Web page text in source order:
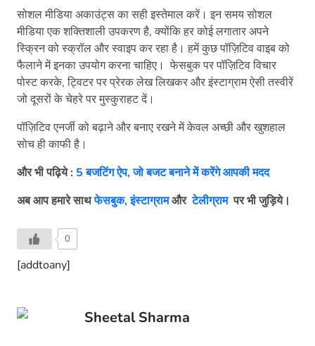
सोशल मीडिया अकाउंट्स का सही इस्तेमाल करें। इन समय सोशल
मीडिया एक शक्तिशाली उपकरण है, क्योंकि हर कोई लगातार अपने
स्क्रिन को स्क्रॉल और स्वाइप कर रहा है। हमें कुछ पॉज़िटिव वाइब को
फैलाने में इनका उपयोग करना चाहिए। फेसबुक पर पॉज़िटिव विचार
पोस्ट करके, ट्विटर पर प्रेरक लेख लिखकर और इंस्टाग्राम ऐसी तस्वीरें
जो दूसरों के चेहरे पर मुस्कुराहट दें।
पॉज़िटिव एनर्जी को बढ़ाने और बनाए रखने में केवल अच्छी और खुशहाल
सोच ही काफी है।
और भी पढ़िये : 5 बजटिंग ऐप, जो बजट बनाने में करेंगे आपकी मदद
अब आप हमारे साथफेसबुक,इंस्टाग्रामऔरटेलीग्राम पर भी जुड़िये।
0
[addtoany]
Sheetal Sharma